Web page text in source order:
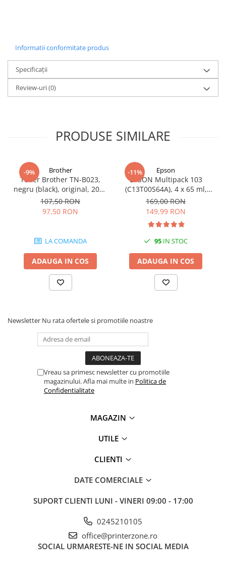
Placi de baza
Memorii RAM
SSD-uri interne
Hard disk-uri interne
Ventilatoare
Pasta termica
Placi video profesionale
SSD-uri externe
Card reader
Placi captura
Adaptoare PCI / PCIe
Kit mouse si tastatura
Web-cam-uri si sisteme
Alte periferice
Accesorii PC
Rack-uri & accesorii rack
Patch panel-uri
Informatii conformitate produs
Specificații
Review-uri(0)
PRODUSE SIMILARE
-9% Brother
Toner Brother TN-B023,
negru (black), original, 2000
pagini
107,50 RON
97,50 RON
LA COMANDA
ADAUGA IN COS
-11% Epson
EPSON Multipack 103
(C13T00S64A), 4 x 65 ml,
Black/Cyan/Magenta/Yellow
(T00S6)
169,00 RON
149,99 RON
95 IN STOC
ADAUGA IN COS
Newsletter Nu rata ofertele si promotiile noastre
Vreau sa primesc newsletter cu promotiile
magazinului. Afla mai multe in Politica de
Confidentialitate
MAGAZIN
UTILE
CLIENTI
DATE COMERCIALE
SUPORT CLIENTI LUNI - VINERI 09:00 - 17:00
0245210105
office@printerzone.ro
SOCIAL URMARESTE-NE IN SOCIAL MEDIA